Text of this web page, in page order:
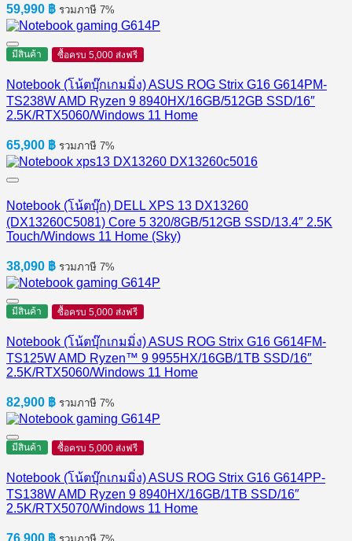
59,990 ฿ รวมภาษี 7%
มีสินค้า ซื้อครบ 5,000 ส่งฟรี
Notebook (โน้ตบุ๊กเกมมิ่ง) ASUS ROG Strix G16 G614PM-
TS238W AMD Ryzen 9 8940HX/16GB/512GB SSD/16″
2.5K/RTX5060/Windows 11 Home
65,900 ฿ รวมภาษี 7%
Notebook (โน้ตบุ๊ก) DELL XPS 13 DX13260
(DX13260C5081) Core 5 320/8GB/512GB SSD/13.4″ 2.5K
Touch/Windows 11 Home (Sky)
38,090 ฿ รวมภาษี 7%
มีสินค้า ซื้อครบ 5,000 ส่งฟรี
Notebook (โน้ตบุ๊กเกมมิ่ง) ASUS ROG Strix G16 G614FM-
TS125W AMD Ryzen™ 9 9955HX/16GB/1TB SSD/16″
2.5K/RTX5060/Windows 11 Home
82,900 ฿ รวมภาษี 7%
มีสินค้า ซื้อครบ 5,000 ส่งฟรี
Notebook (โน้ตบุ๊กเกมมิ่ง) ASUS ROG Strix G16 G614PP-
TS138W AMD Ryzen 9 8940HX/16GB/1TB SSD/16″
2.5K/RTX5070/Windows 11 Home